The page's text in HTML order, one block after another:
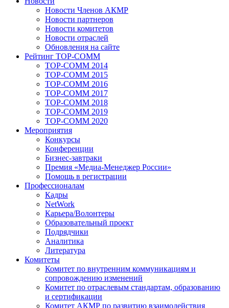
Новости Членов АКМР
Новости партнеров
Новости комитетов
Новости отраслей
Обновления на сайте
Рейтинг TOP-COMM
TOP-COMM 2014
TOP-COMM 2015
TOP-COMM 2016
TOP-COMM 2017
TOP-COMM 2018
TOP-COMM 2019
TOP-COMM 2020
Мероприятия
Конкурсы
Конференции
Бизнес-завтраки
Премия «Медиа-Менеджер России»
Помощь в регистрации
Профессионалам
Кадры
NetWork
Карьера/Волонтеры
Образовательный проект
Подрядчики
Аналитика
Литература
Комитеты
Комитет по внутренним коммуникациям и
сопровождению изменений
Комитет по отраслевым стандартам, образованию
и сертификации
Комитет АКМР по развитию взаимодействия